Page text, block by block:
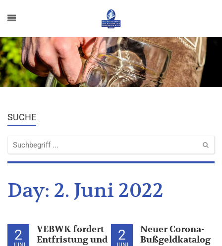
SUCHE
Day: 2. Juni 2022
2
VEBWK fordert
Entfristung und
2
Neuer Corona-
Bußgeldkatalog